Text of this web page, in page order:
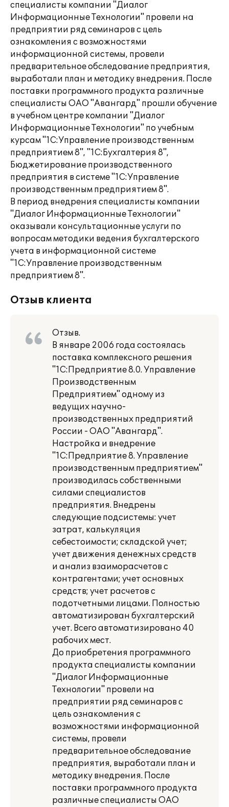
специалисты компании "Диалог
Информационные Технологии" провели на
предприятии ряд семинаров с цель
ознакомления с возможностями
информационной системы, провели
предварительное обследование предприятия,
выработали план и методику внедрения. После
поставки программного продукта различные
специалисты ОАО "Авангард" прошли обучение
в учебном центре компании "Диалог
Информационные Технологии" по учебным
курсам "1С:Управление производственным
предприятием 8", "1С:Бухгалтерия 8",
Бюджетирование производственного
предприятия в системе "1С:Управление
производственным предприятием 8".
В период внедрения специалисты компании
"Диалог Информационные Технологии"
оказывали консультационные услуги по
вопросам методики ведения бухгалтерского
учета в информационной системе
"1С:Управление производственным
предприятием 8".
Отзыв клиента
Отзыв.
В январе 2006 года состоялась
поставка комплексного решения
"1С:Предприятие 8.0. Управление
Производственным
Предприятием" одному из
ведущих научно-
производственных предприятий
России - ОАО "Авангард".
Настройка и внедрение
"1С:Предприятие 8. Управление
производственным предприятием"
производилась собственными
силами специалистов
предприятия. Внедрены
следующие подсистемы: учет
затрат, калькуляция
себестоимости; складской учет;
учет движения денежных средств
и анализ взаиморасчетов с
контрагентами; учет основных
средств; учет расчетов с
подотчетными лицами. Полностью
автоматизирован бухгалтерский
учет. Всего автоматизировано 40
рабочих мест.
До приобретения программного
продукта специалисты компании
"Диалог Информационные
Технологии" провели на
предприятии ряд семинаров с
цель ознакомления с
возможностями информационной
системы, провели
предварительное обследование
предприятия, выработали план и
методику внедрения. После
поставки программного продукта
различные специалисты ОАО